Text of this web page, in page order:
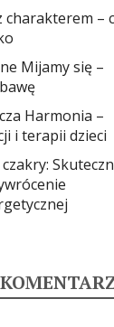
charakterem –
Mijamy się –
Harmonia –
i terapii dzieci